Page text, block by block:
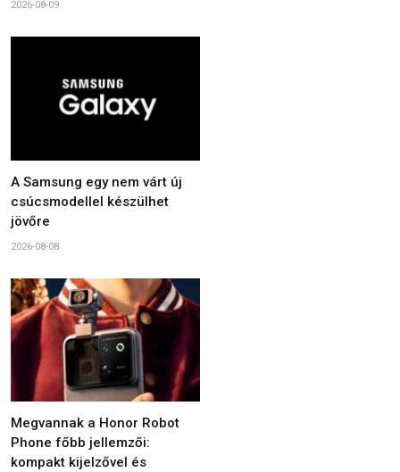
2026-08-09
A Samsung egy nem várt új
csúcsmodellel készülhet
jövőre
2026-08-08
Megvannak a Honor Robot
Phone főbb jellemzői:
kompakt kijelzővel és